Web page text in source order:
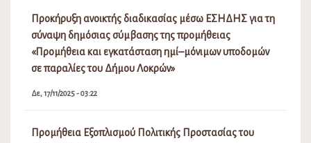
Προκήρυξη ανοικτής διαδικασίας μέσω ΕΣΗΔΗΣ για τη
σύναψη δημόσιας σύμβασης της προμήθειας
«Προμήθεια και εγκατάσταση ημί–μόνιμων υποδομών
σε παραλίες του Δήμου Λοκρών»
Δε, 17/11/2025 - 03:22
Προμήθεια Εξοπλισμού Πολιτικής Προστασίας του